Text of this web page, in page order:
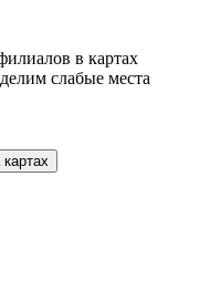
в картах
слабые места